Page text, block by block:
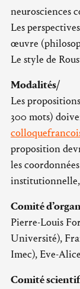
neurosciences
Les
œuvre
Le style de
Modalités/
Les
300 mots)
proposition
les
institutionnelle,
Comité
Pierre-Louis
Université),
Imec), Eve-
Comité